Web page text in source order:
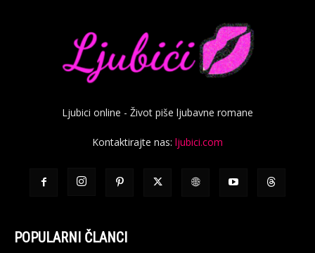
Ljubici online - Život piše ljubavne romane
Kontaktirajte nas: ljubici.com
POPULARNI ČLANCI